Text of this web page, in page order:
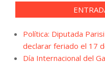
Política: Diputada
declarar feriado el 17
Día Internacional del